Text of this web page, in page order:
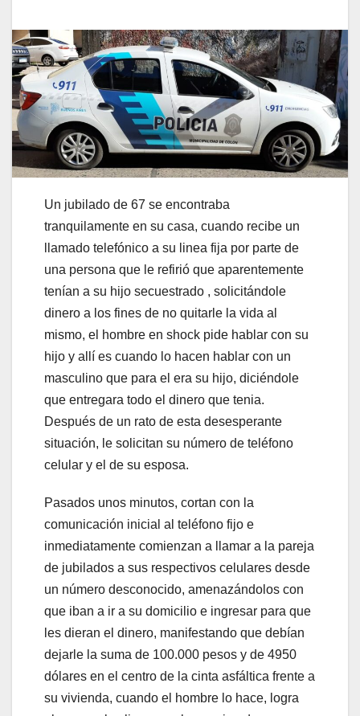
Un jubilado de 67 se encontraba
tranquilamente en su casa, cuando recibe un
llamado telefónico a su linea fija por parte de
una persona que le refirió que aparentemente
tenían a su hijo secuestrado , solicitándole
dinero a los fines de no quitarle la vida al
mismo, el hombre en shock pide hablar con su
hijo y allí es cuando lo hacen hablar con un
masculino que para el era su hijo, diciéndole
que entregara todo el dinero que tenia.
Después de un rato de esta desesperante
situación, le solicitan su número de teléfono
celular y el de su esposa.
Pasados unos minutos, cortan con la
comunicación inicial al teléfono fijo e
inmediatamente comienzan a llamar a la pareja
de jubilados a sus respectivos celulares desde
un número desconocido, amenazándolos con
que iban a ir a su domicilio e ingresar para que
les dieran el dinero, manifestando que debían
dejarle la suma de 100.000 pesos y de 4950
dólares en el centro de la cinta asfáltica frente a
su vivienda, cuando el hombre lo hace, logra